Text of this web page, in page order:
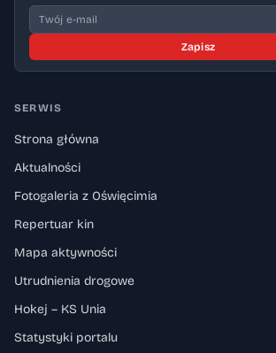
Zapisz
SERWIS
Strona główna
Aktualności
Fotogaleria z Oświęcimia
Repertuar kin
Mapa aktywności
Utrudnienia drogowe
Hokej – KS Unia
Statystyki portalu